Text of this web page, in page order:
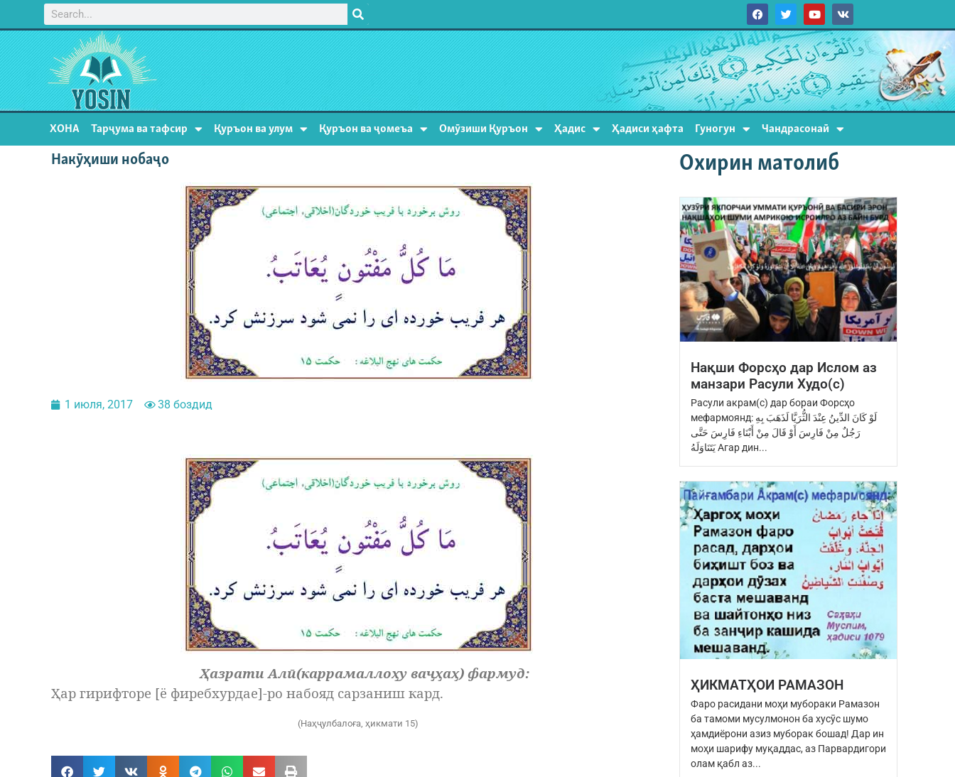
ХОНА Тарҷума ва тафсир Қуръон ва улум Қуръон ва ҷомеъа Омӯзиши Қуръон Ҳадис Ҳадиси ҳафта Гуногун Чандрасонаӣ
Накӯҳиши нобаҷо
1 июля, 2017 38 боздид
Ҳазрати Алӣ(каррамаллоҳу ваҷҳаҳ) фармуд:
Ҳар гирифторе [ё фиребхурдае]-ро набояд сарзаниш кард.
(Наҳҷулбалоға, ҳикмати 15)
Охирин матолиб
Нақши Форсҳо дар Ислом аз
манзари Расули Худо(с)
Расули акрам(с) дар бораи Форсҳо
мефармоянд: ‏لَوْ كَانَ الدِّينُ عِنْدَ ‏الثُّرَيَّا‏ ‏لَذَهَبَ بِهِ
رَجُلٌ مِنْ فَارِسَ ‏أَوْ قَالَ مِنْ أَبْنَاءِ فَارِسَ ‏حَتَّى
يَتَنَاوَلَهُ Агар дин...
ҲИКМАТҲОИ РАМАЗОН
Фаро расидани моҳи мубораки Рамазон
ба тамоми мусулмонон ба хусӯс шумо
ҳамдиёрони азиз муборак бошад! Дар ин
моҳи шарифу муқаддас, аз Парвардигори
олам қабл аз...